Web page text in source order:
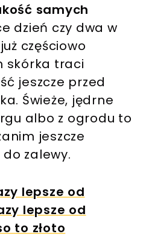
samych
dzień czy dwa w
częściowo
skórka traci
jeszcze przed
Świeże, jędrne
albo z ogrodu to
jeszcze
zalewy.
lepsze od
lepsze od
to złoto